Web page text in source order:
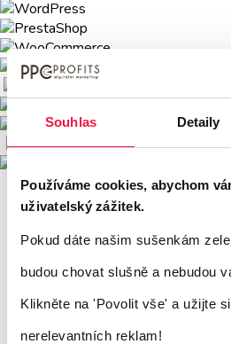
Souhlas Detaily
Používáme cookies, abychom
uživatelský zážitek.
Pokud dáte našim sušenkám
budou chovat slušně a nebudou
Klikněte na 'Povolit vše' a užijte
nerelevantních reklam!